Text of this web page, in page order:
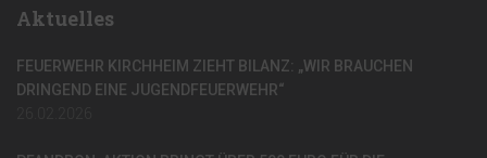
Aktuelles
FEUERWEHR KIRCHHEIM ZIEHT BILANZ: „WIR BRAUCHEN
DRINGEND EINE JUGENDFEUERWEHR“